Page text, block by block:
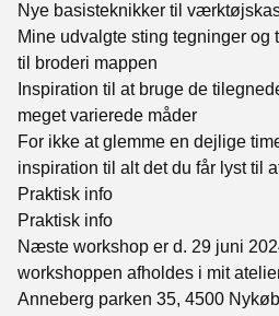
Nye basisteknikker til
Mine udvalgte sting tegninger og
til broderi mappen
Inspiration til at bruge de
meget varierede måder
For ikke at glemme en dejlige
inspiration til alt det du får lyst til
Praktisk info
Praktisk info
Næste workshop er d. 29 juni
workshoppen afholdes i mit
Anneberg parken 35, 4500